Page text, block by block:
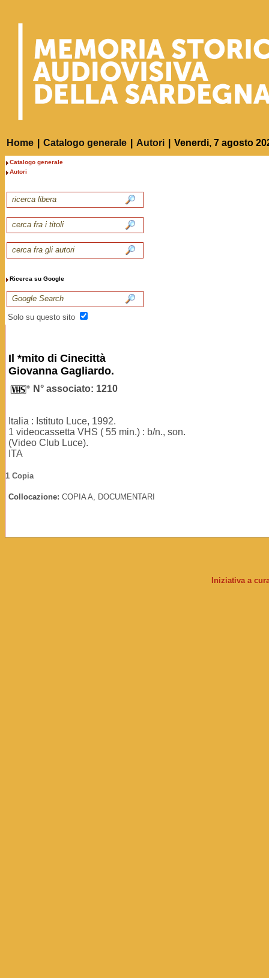
Home Catalogo generale Autori Venerdi, 7 agosto
Catalogo generale
Autori
Ricerca su Google
Solo su questo sito
Il *mito di Cinecittà
Giovanna Gagliardo.
N° associato: 1210
Italia : Istituto Luce, 1992.
1 videocassetta VHS ( 55 min.) : b/n., son.
(Video Club Luce).
ITA
1 Copia
Collocazione: COPIA A, DOCUMENTARI
Iniziativa a